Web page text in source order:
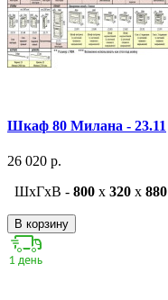
Шкаф 80 Милана - 23.11
26 020 р.
ШxГxВ - 800 x 320 x 880
В корзину